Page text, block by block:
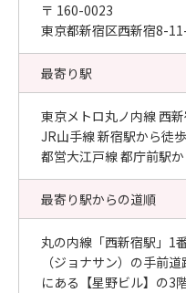
〒 160-0023
東京都新宿区西新宿8-
最寄り駅
東京メトロ丸ノ内線 西
JR山手線 新宿駅から徒
都営大江戸線 都庁前駅
最寄り駅からの道順
丸の内線「西新宿駅」1
（ジョナサン）の手前
にある【星野ビル】の3